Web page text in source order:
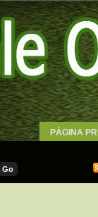
PÁGINA